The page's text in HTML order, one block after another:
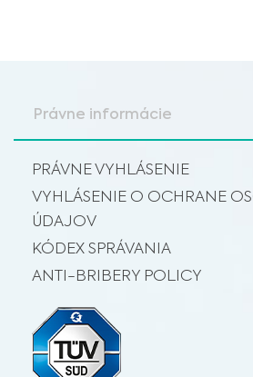
Právne informácie
PRÁVNE VYHLÁSENIE
VYHLÁSENIE O OCHRANE
ÚDAJOV
KÓDEX SPRÁVANIA
ANTI-BRIBERY POLICY